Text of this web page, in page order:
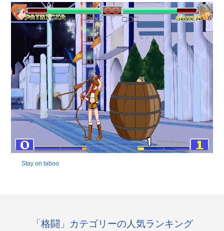
Stay on taboo
「格闘」カテゴリーの人気ランキング